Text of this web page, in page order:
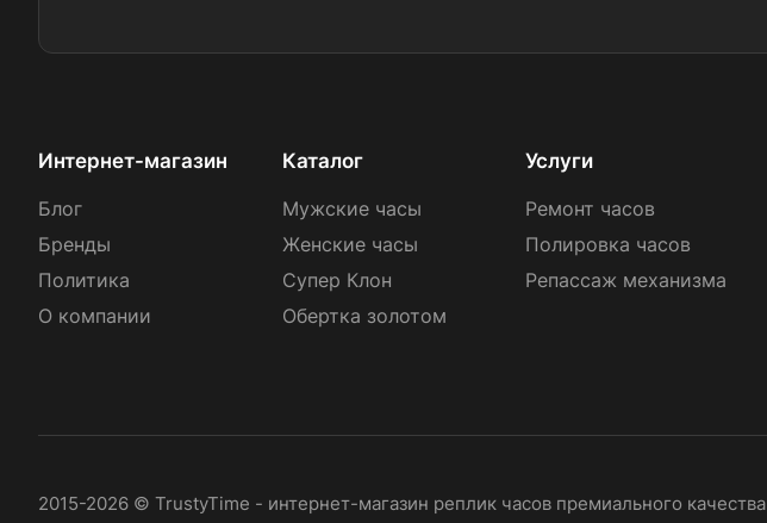
Интернет-магазин
Блог
Бренды
Политика
О компании
Каталог
Мужские часы
Женские часы
Супер Клон
Обертка золотом
Услуги
Ремонт часов
Полировка часов
Репассаж механизма
2015-2026 © TrustyTime - интернет-магазин реплик часов премиального качества